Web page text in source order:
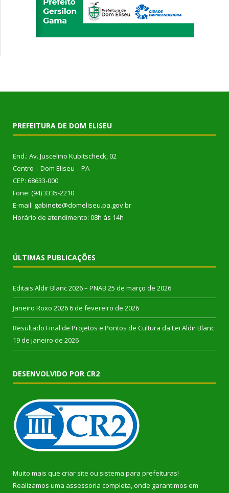
PREFEITURA DE DOM ELISEU
End.: Av. Juscelino Kubitscheck, 02
Centro – Dom Eliseu – PA
CEP: 68633-000
Fone: (94) 3335-2210
E-mail: gabinete@domeliseu.pa.gov.br
Horário de atendimento: 08h às 14h
ÚLTIMAS PUBLICAÇÕES
Editais Aldir Blanc 2026 – PNAB 25 de março de 2026
Janeiro Roxo 2026 6 de fevereiro de 2026
Resultado Final de Projetos e Pontos de Cultura da Lei Aldir Blanc
19 de janeiro de 2026
DESENVOLVIDO POR CR2
Muito mais que criar site ou sistema para prefeituras!
Realizamos uma assessoria completa, onde garantimos em